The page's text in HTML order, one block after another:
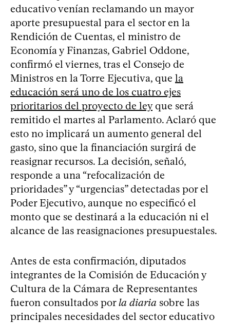
educativo venían reclamando un mayor
aporte presupuestal para el sector en la
Rendición de Cuentas, el ministro de
Economía y Finanzas, Gabriel Oddone,
confirmó el viernes, tras el Consejo de
Ministros en la Torre Ejecutiva, que la
educación será uno de los cuatro ejes
prioritarios del proyecto de leyque será
remitido el martes al Parlamento. Aclaró que
esto no implicará un aumento general del
gasto, sino que la financiación surgirá de
reasignar recursos. La decisión, señaló,
responde a una “refocalización de
prioridades” y “urgencias” detectadas por el
Poder Ejecutivo, aunque no especificó el
monto que se destinará a la educación ni el
alcance de las reasignaciones presupuestales.
Antes de esta confirmación, diputados
integrantes de la Comisión de Educación y
Cultura de la Cámara de Representantes
fueron consultados porla diaria sobre las
principales necesidades del sector educativo